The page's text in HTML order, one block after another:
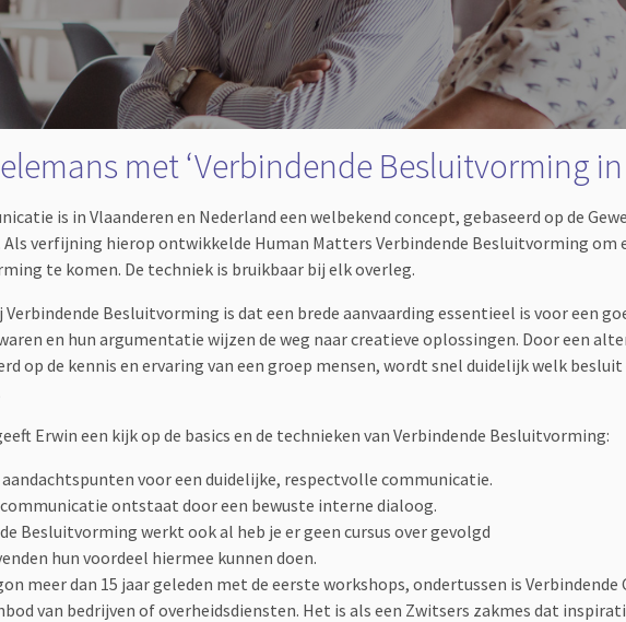
met ‘Verbindende Besluitvorming
is in Vlaanderen en Nederland een welbekend concept, gebaseerd op de
Als verfijning hierop ontwikkelde Human Matters Verbindende Besluitvorming
te komen. De techniek is bruikbaar bij elk overleg.
Besluitvorming is dat een brede aanvaarding essentieel is voor een
en hun argumentatie wijzen de weg naar creatieve oplossingen. Door een
op de kennis en ervaring van een groep mensen, wordt snel duidelijk welk
Erwin een kijk op de basics en de technieken van Verbindende Besluitvorming:
voor een duidelijke, respectvolle communicatie.
ontstaat door een bewuste interne dialoog.
Besluitvorming werkt ook al heb je er geen cursus over gevolgd
hun voordeel hiermee kunnen doen.
meer dan 15 jaar geleden met de eerste workshops, ondertussen is
van bedrijven of overheidsdiensten. Het is als een Zwitsers zakmes dat